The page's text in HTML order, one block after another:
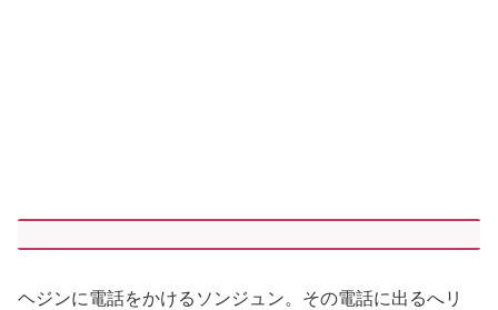
ヘジンに電話をかけるソンジュン。その電話に出るへリ